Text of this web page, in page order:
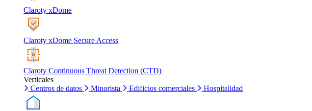
Claroty xDome
Claroty xDome Secure Access
Claroty Continuous Threat Detection (CTD)
Verticales
Centros de datos
Minorista Edificios comerciales Hospitalidad